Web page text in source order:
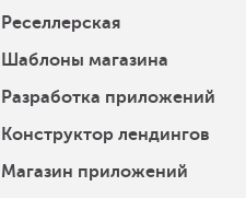
Реселлерская
Шаблоны магазина
Разработка приложений
Конструктор лендингов
Магазин приложений